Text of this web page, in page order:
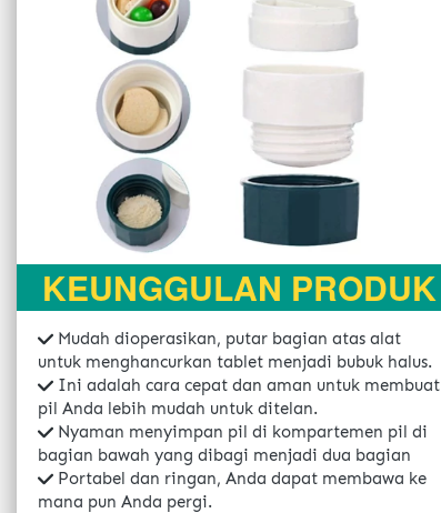
KEUNGGULAN PRODUK
Mudah dioperasikan, putar bagian atas alat
Ini adalah cara cepat dan aman untuk membuat
pil Anda lebih mudah untuk ditelan.
Nyaman menyimpan pil di kompartemen pil di
bagian bawah yang dibagi menjadi dua bagian
Portabel dan ringan, Anda dapat membawa ke
mana pun Anda pergi.